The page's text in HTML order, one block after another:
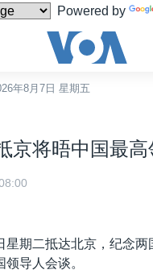
Powered by
年8月7日 星期五
京将晤中国最高
星期二抵达北京，纪念两
导人会谈。